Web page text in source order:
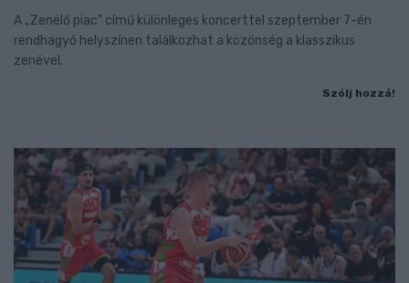
A „Zenélő piac” című különleges koncerttel szeptember 7-én
rendhagyó helyszínen találkozhat a közönség a klasszikus
zenével.
Szólj hozzá!